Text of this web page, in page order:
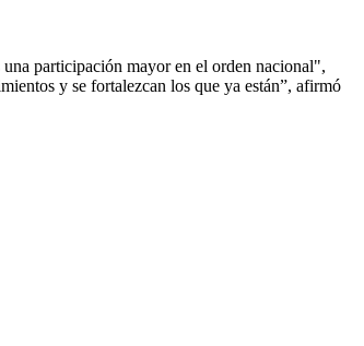
participación mayor en el orden nacional",
y se fortalezcan los que ya están”, afirmó